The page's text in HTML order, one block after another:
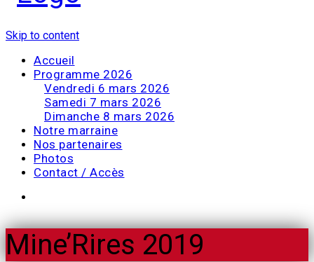
Skip to content
Accueil
Programme 2026
Vendredi 6 mars 2026
Samedi 7 mars 2026
Dimanche 8 mars 2026
Notre marraine
Nos partenaires
Photos
Contact / Accès
Mine’Rires 2019